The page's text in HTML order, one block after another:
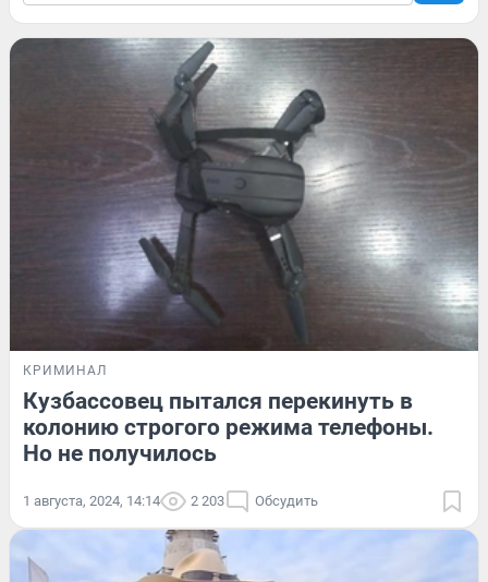
КРИМИНАЛ
Кузбассовец пытался перекинуть в
колонию строгого режима телефоны.
Но не получилось
1 августа, 2024, 14:14 2 203 Обсудить